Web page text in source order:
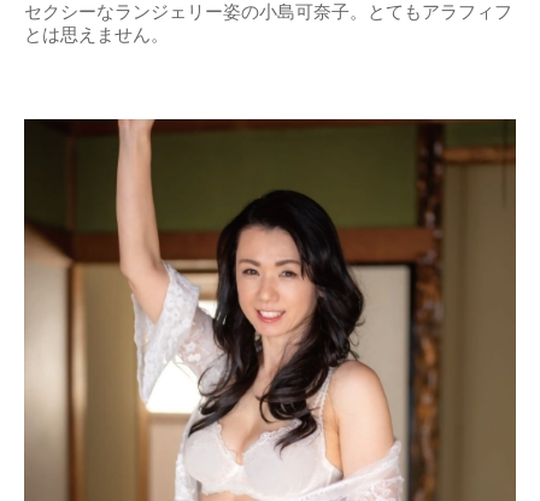
セクシーなランジェリー姿の小島可奈子。とてもアラフィフ
とは思えません。